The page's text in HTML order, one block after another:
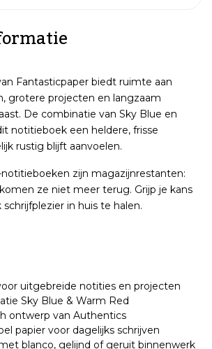
Fantasticpaper biedt ruimte aan
grotere projecten en langzaam
De combinatie van Sky Blue en
notitieboek een heldere, frisse
rustig blijft aanvoelen.
zijn magazijnrestanten:
ze niet meer terug. Grijp je kans
in huis te halen.
uitgebreide notities en projecten
Sky Blue & Warm Red
ontwerp van Authentics
papier voor dagelijks schrijven
blanco, gelijnd of geruit binnenwerk